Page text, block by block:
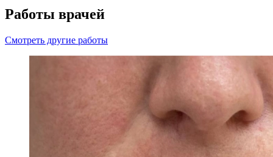
Работы врачей
Смотреть другие работы